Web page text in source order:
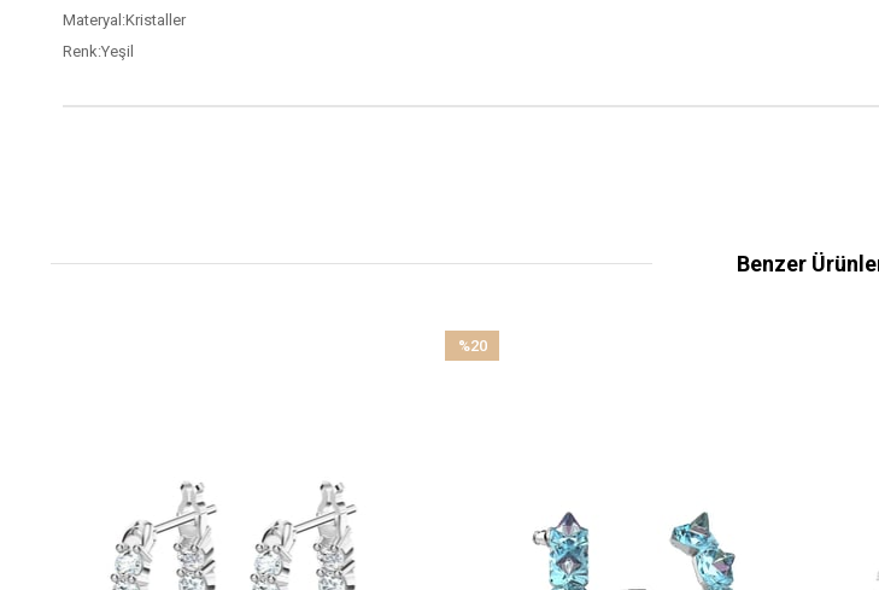
Materyal:Kristaller
Renk:Yeşil
Benzer
%20